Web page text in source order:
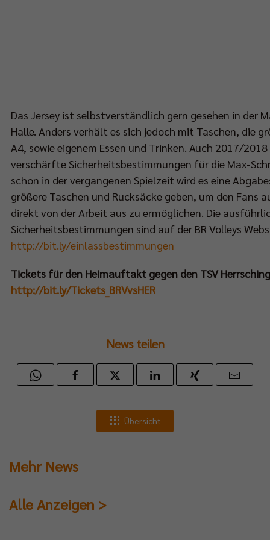
Das Jersey ist selbstverständlich gern gesehen in der
Halle. Anders verhält es sich jedoch mit Taschen, die
A4, sowie eigenem Essen und Trinken. Auch 2017/
verschärfte Sicherheitsbestimmungen für die Max-
schon in der vergangenen Spielzeit wird es eine
größere Taschen und Rucksäcke geben, um den Fans
direkt von der Arbeit aus zu ermöglichen. Die
Sicherheitsbestimmungen sind auf der BR Volleys
http://bit.ly/einlassbestimmungen
Tickets für den Heimauftakt gegen den TSV
http://bit.ly/Tickets_BRVvsHER
News teilen
Übersicht
Mehr News
Alle Anzeigen >